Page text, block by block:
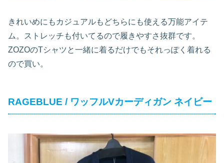
きれいめにもカジュアルもどちらにも使える万能アイテ
ム。ストレッチも付いてるので履きやすさ抜群です。
ZOZOのTシャツと一緒に着るだけでもそれっぽく着れる
ので買い。
RAGEBLUE / ワッフルVカーディガン ネイビー